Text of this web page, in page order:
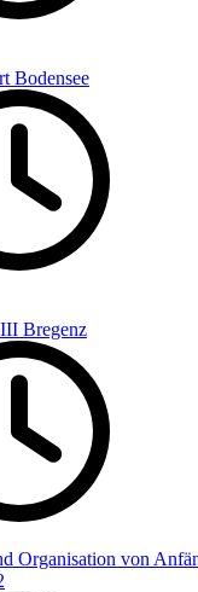
Bodensee
Bregenz
Organisation von